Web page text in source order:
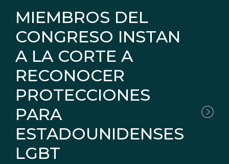
MIEMBROS DEL
CONGRESO INSTAN
A LA CORTE A
RECONOCER
PROTECCIONES
PARA
ESTADOUNIDENSES
LGBT